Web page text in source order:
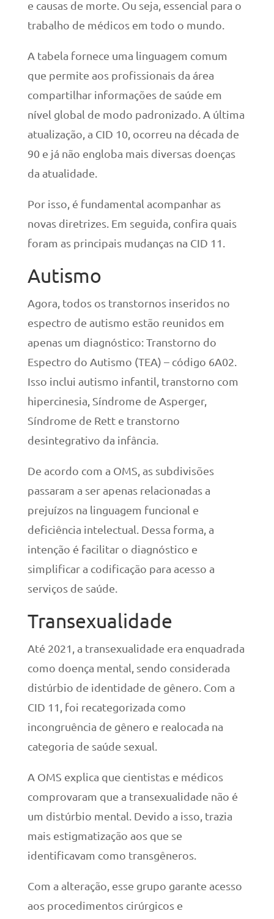
e causas de morte. Ou seja, essencial para o
trabalho de médicos em todo o mundo.
A tabela fornece uma linguagem comum
que permite aos profissionais da área
compartilhar informações de saúde em
nível global de modo padronizado. A última
atualização, a CID 10, ocorreu na década de
90 e já não engloba mais diversas doenças
da atualidade.
Por isso, é fundamental acompanhar as
novas diretrizes. Em seguida, confira quais
foram as principais mudanças na CID 11.
Autismo
Agora, todos os transtornos inseridos no
espectro de autismo estão reunidos em
apenas um diagnóstico: Transtorno do
Espectro do Autismo (TEA) – código 6A02.
Isso inclui autismo infantil, transtorno com
hipercinesia, Síndrome de Asperger,
Síndrome de Rett e transtorno
desintegrativo da infância.
De acordo com a OMS, as subdivisões
passaram a ser apenas relacionadas a
prejuízos na linguagem funcional e
deficiência intelectual. Dessa forma, a
intenção é facilitar o diagnóstico e
simplificar a codificação para acesso a
serviços de saúde.
Transexualidade
Até 2021, a transexualidade era enquadrada
como doença mental, sendo considerada
distúrbio de identidade de gênero. Com a
CID 11, foi recategorizada como
incongruência de gênero e realocada na
categoria de saúde sexual.
A OMS explica que cientistas e médicos
comprovaram que a transexualidade não é
um distúrbio mental. Devido a isso, trazia
mais estigmatização aos que se
identificavam como transgêneros.
Com a alteração, esse grupo garante acesso
aos procedimentos cirúrgicos e